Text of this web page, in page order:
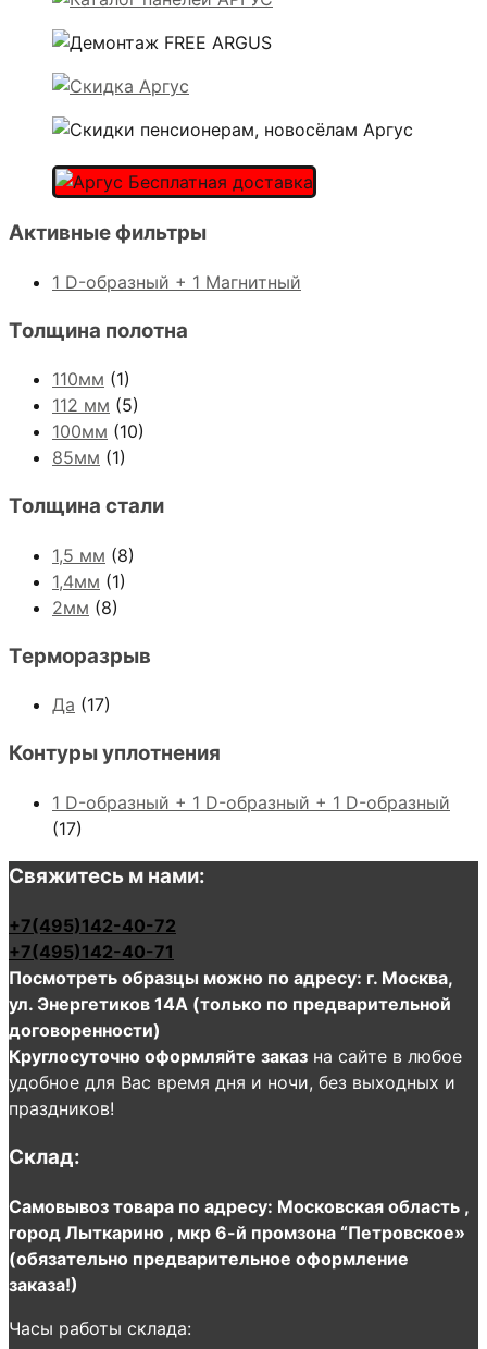
Активные фильтры
1 D-образный + 1 Магнитный
Толщина полотна
110мм (1)
112 мм (5)
100мм (10)
85мм (1)
Толщина стали
1,5 мм (8)
1,4мм (1)
2мм (8)
Терморазрыв
Да (17)
Контуры уплотнения
1 D-образный + 1 D-образный + 1 D-образный
(17)
Свяжитесь м нами:
+7(495)142-40-72
+7(495)142-40-71
Посмотреть образцы можно по адресу: г. Москва,
ул. Энергетиков 14А (только по предварительной
договоренности)
Круглосуточно оформляйте заказ на сайте в любое
удобное для Вас время дня и ночи, без выходных и
праздников!
Склад:
Самовывоз товара по адресу: Московская область ,
город Лыткарино , мкр 6-й промзона “Петровское»
(обязательно предварительное оформление
заказа!)
Часы работы склада: